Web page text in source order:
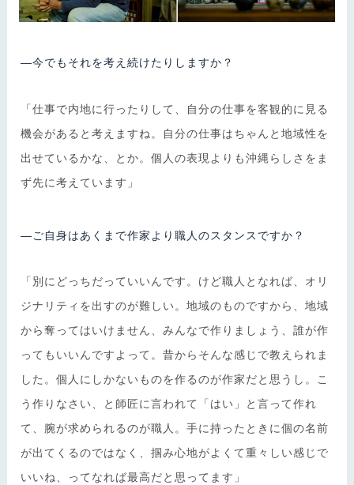
―今でもそれを考え続けたりしますか？
「仕事で内地に行ったりして、自分の仕事を客観的に見る
機会があると考えますね。自分の仕事はちゃんと地域性を
出せているかな、とか。個人の表現よりも沖縄らしさをま
ず先に考えています」
―ご自身はあくまで作家より職人のスタンスですか？
「別にどっちだっていいんです。けど職人となれば、オリ
ジナリティを出すのが難しい。地域のものですから、地域
から奪ってはいけません、みんなで作りましょう、誰が作
ってもいいんですよって。昔からそんな感じで教えられま
した。個人にしかないものを作るのが作家だと思うし。こ
う作りなさい、と師匠に言われて「はい」と言って作れ
て、腕が求められるのが職人。手に持ったときに個の名前
が出てくるのではなく、掴み心地がよくて重々しい感じで
いいね、ってなれば最高だと思ってます」